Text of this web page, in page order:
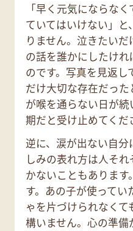
「早く元気にならな
ていてはいけない」
りません。泣きたい
の話を誰かにしたけ
のです。写真を見返
だけ大切な存在だっ
が喉を通らない日が
期だと受け止めてくだ
逆に、涙が出ない自
しみの表れ方は人そ
かないこともありま
す。あの子が使ってい
ゃを片づけられなく
構いません。心の準備